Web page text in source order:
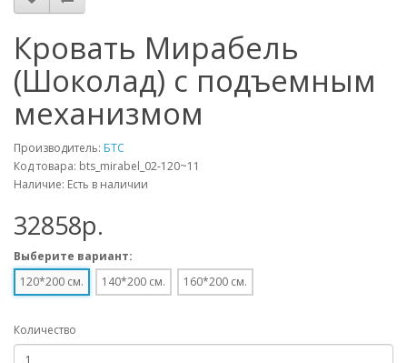
Кровать Мирабель
(Шоколад) с подъемным
механизмом
Производитель: БТС
Код товара: bts_mirabel_02-120~11
Наличие: Есть в наличии
32858p.
Выберите вариант:
120*200 см.
140*200 см. 160*200 см.
Количество